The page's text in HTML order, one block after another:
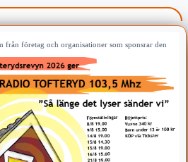
från företag och organisationer som sponsrar den